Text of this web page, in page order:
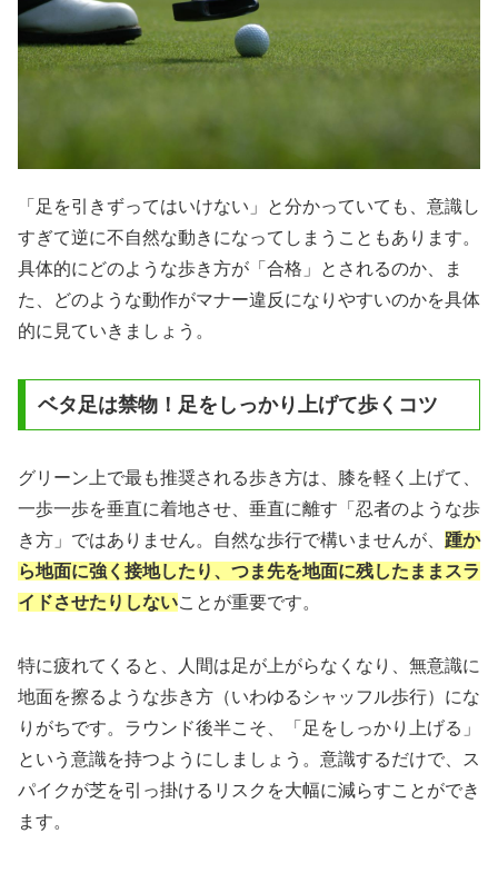
「足を引きずってはいけない」と分かっていても、意識し
すぎて逆に不自然な動きになってしまうこともあります。
具体的にどのような歩き方が「合格」とされるのか、ま
た、どのような動作がマナー違反になりやすいのかを具体
的に見ていきましょう。
ベタ足は禁物！足をしっかり上げて歩くコツ
グリーン上で最も推奨される歩き方は、膝を軽く上げて、
一歩一歩を垂直に着地させ、垂直に離す「忍者のような歩
き方」ではありません。自然な歩行で構いませんが、 踵か
ら地面に強く接地したり、つま先を地面に残したままスラ
イドさせたりしないことが重要です。
特に疲れてくると、人間は足が上がらなくなり、無意識に
地面を擦るような歩き方（いわゆるシャッフル歩行）にな
りがちです。ラウンド後半こそ、「足をしっかり上げる」
という意識を持つようにしましょう。意識するだけで、ス
パイクが芝を引っ掛けるリスクを大幅に減らすことができ
ます。